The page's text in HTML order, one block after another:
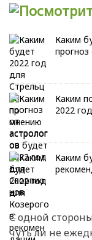
Каким
прогноз
Каким
2022
Каким
С одной
чуть ли не